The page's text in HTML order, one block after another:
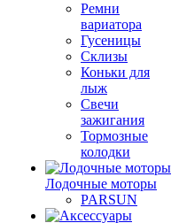
Ремни
вариатора
Гусеницы
Склизы
Коньки для
лыж
Свечи
зажигания
Тормозные
колодки
Лодочные моторы
PARSUN